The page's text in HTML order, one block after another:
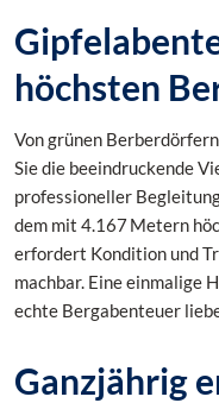
höchsten
Von grünen
Sie die beeindruckende
professioneller
dem mit 4.167 Metern
erfordert Kondition und
machbar. Eine einmalige
echte Bergabenteuer
Ganzjährig